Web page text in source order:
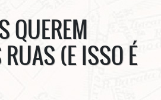
QUEREM
(E ISSO É